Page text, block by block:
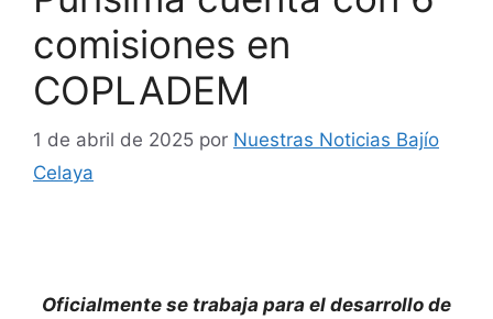
comisiones en
COPLADEM
1 de abril de 2025 por Nuestras Noticias Bajío
Celaya
Oficialmente se trabaja para el desarrollo de